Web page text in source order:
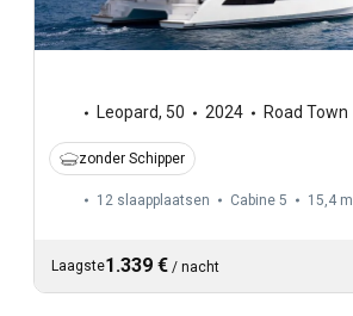
Leopard, 50 2024 Road Town
zonder Schipper
12 slaapplaatsen Cabine 5 15,4 m
Laagste1.339 € / nacht